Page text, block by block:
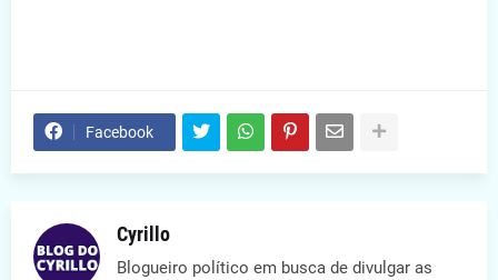
Facebook
Cyrillo
Blogueiro político em busca de divulgar as